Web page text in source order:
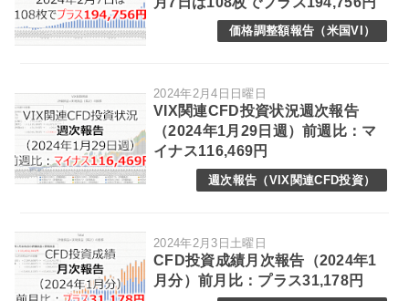
価格調整額報告（米国VI）
2024年2月4日日曜日
VIX関連CFD投資状況週次報告
（2024年1月29日週）前週比：マ
イナス116,469円
週次報告（VIX関連CFD投資）
2024年2月3日土曜日
CFD投資成績月次報告（2024年1
月分）前月比：プラス31,178円